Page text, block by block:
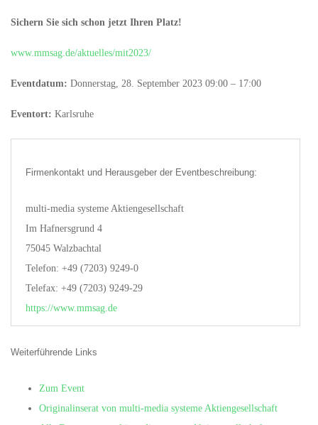
Sichern Sie sich schon jetzt Ihren Platz!
www.mmsag.de/aktuelles/mit2023/
Eventdatum: Donnerstag, 28. September 2023 09:00 – 17:00
Eventort: Karlsruhe
Firmenkontakt und Herausgeber der Eventbeschreibung:
multi-media systeme Aktiengesellschaft
Im Hafnersgrund 4
75045 Walzbachtal
Telefon: +49 (7203) 9249-0
Telefax: +49 (7203) 9249-29
https://www.mmsag.de
Weiterführende Links
Zum Event
Originalinserat von multi-media systeme Aktiengesellschaft